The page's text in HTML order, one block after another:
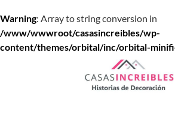
Warning: Array to string conversion in
/www/wwwroot/casasincreibles/wp-
content/themes/orbital/inc/orbital-